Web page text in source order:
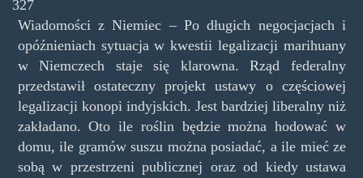
327
Wiadomości z Niemiec – Po długich negocjacjach i
opóźnieniach sytuacja w kwestii legalizacji marihuany
w Niemczech staje się klarowna. Rząd federalny
przedstawił ostateczny projekt ustawy o częściowej
legalizacji konopi indyjskich. Jest bardziej liberalny niż
zakładano. Oto ile roślin będzie można hodować w
domu, ile gramów suszu można posiadać, a ile mieć ze
sobą w przestrzeni publicznej oraz od kiedy ustawa